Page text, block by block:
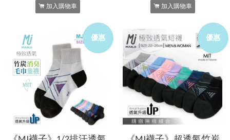
加入購物車 加入購物車
優惠 優惠